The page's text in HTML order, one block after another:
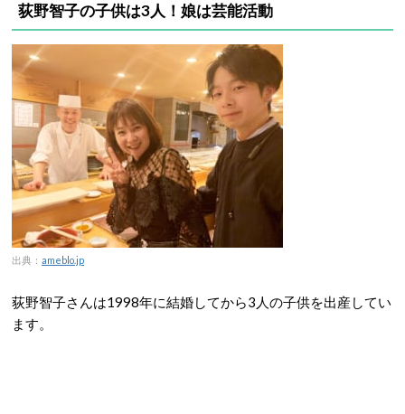
荻野智子の子供は3人！娘は芸能活動
出典： ameblo.jp
荻野智子さんは1998年に結婚してから3人の子供を出産してい
ます。